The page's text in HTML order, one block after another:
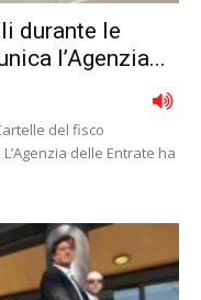
durante le
l’Agenzia...
del fisco
delle Entrate ha